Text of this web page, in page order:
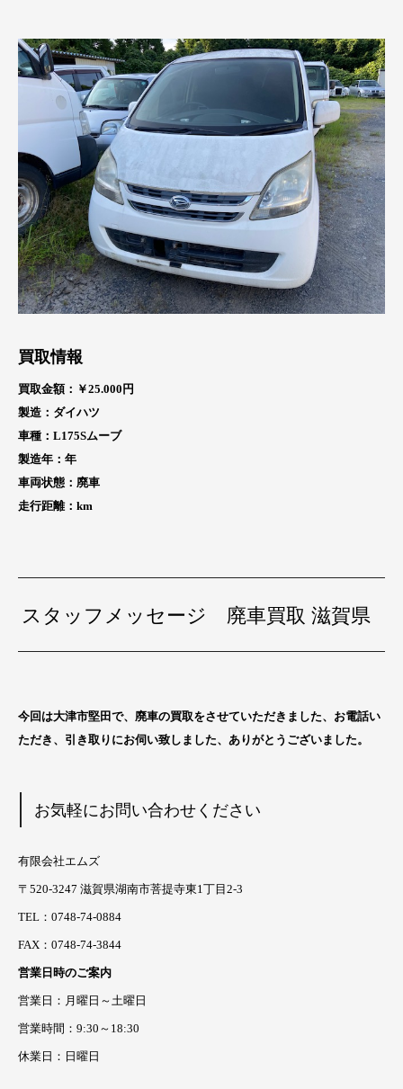
買取情報
買取金額：￥25.000円
製造：ダイハツ
車種：L175Sムーブ
製造年： 年
車両状態：廃車
走行距離： km
スタッフメッセージ 廃車買取 滋賀県
今回は大津市堅田 で、廃車の買取をさせていただきました、お電話い
ただき、引き取りにお伺い致しました、ありがとうございました。
お気軽にお問い合わせください
有限会社エムズ
〒520-3247 滋賀県湖南市菩提寺東1丁目2-3
TEL：0748-74-0884
FAX：0748-74-3844
営業日時のご案内
営業日：月曜日～土曜日
営業時間：9:30～18:30
休業日：日曜日